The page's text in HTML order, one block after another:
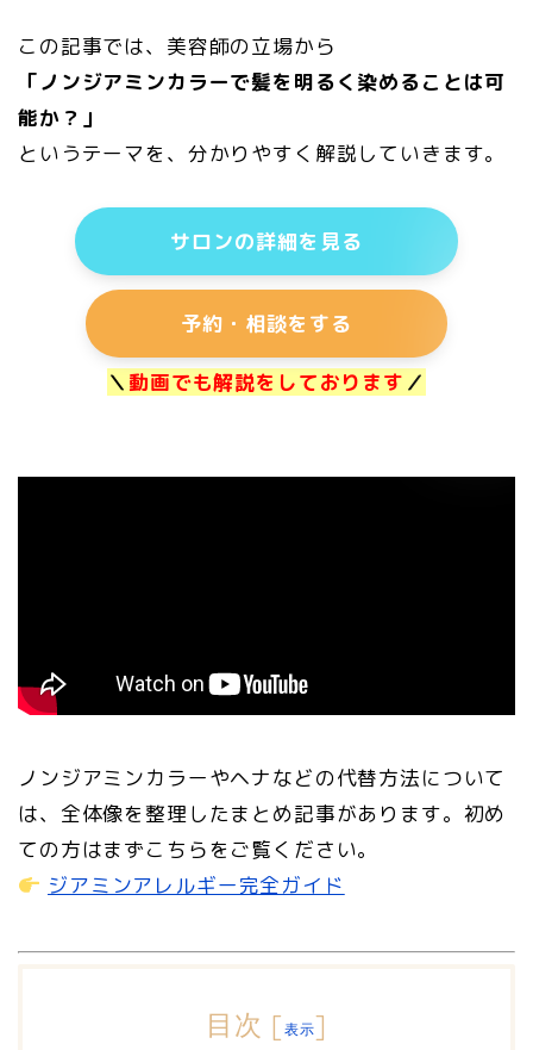
この記事では、美容師の立場から
「ノンジアミンカラーで髪を明るく染めることは可
能か？」
というテーマを、分かりやすく解説していきます。
サロンの詳細を見る
予約・相談をする
＼ 動画でも解説をしております ／
ノンジアミンカラーやヘナなどの代替方法について
は、全体像を整理したまとめ記事があります。初め
ての方はまずこちらをご覧ください。
ジアミンアレルギー完全ガイド
目次 [ 表示]